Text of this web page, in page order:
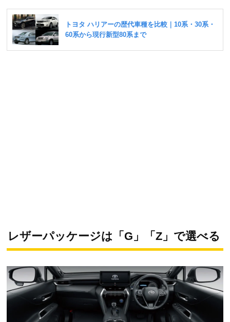
レザーパッケージは「G」「Z」で選べる